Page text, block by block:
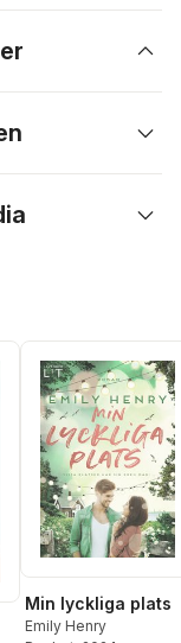
Min lyckliga plats
Emily Henry